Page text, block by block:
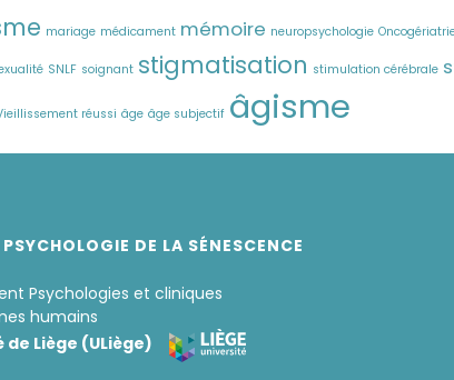
mariage médicament mémoire neuropsychologie
SNLF soignant stigmatisation stimulation cérébrale
réussi âge âge subjectif âgisme
DE LA SÉNESCENCE
Psychologies et cliniques
humains
Liège (ULiège)